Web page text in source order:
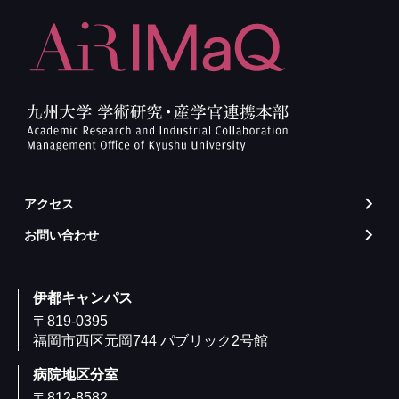
アクセス arrow_forward_ios
お問い合わせ arrow_forward_ios
伊都キャンパス
〒819-0395
福岡市西区元岡744 パブリック2号館
病院地区分室